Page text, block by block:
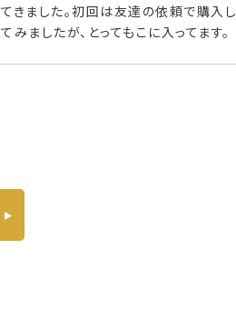
てきました。初回は友達の依頼で購入し